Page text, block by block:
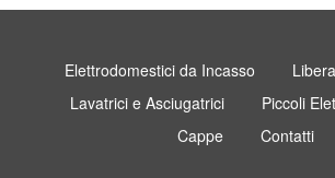
Elettrodomestici da Incasso
Lavatrici e Asciugatrici
Piccoli
Cappe
Contatti